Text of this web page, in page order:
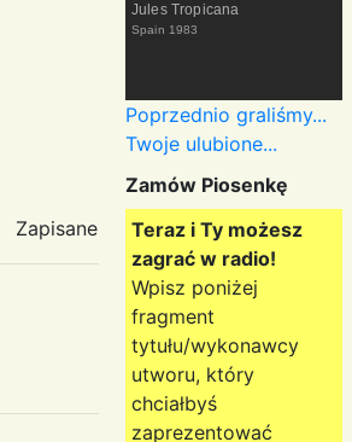
Zapisane
Jules Tropicana
Spain 1983
Poprzednio graliśmy...
Twoje ulubione...
Zamów Piosenkę
Teraz i Ty możesz
zagrać w radio!
Wpisz poniżej
fragment
tytułu/wykonawcy
utworu, który
chciałbyś
zaprezentować